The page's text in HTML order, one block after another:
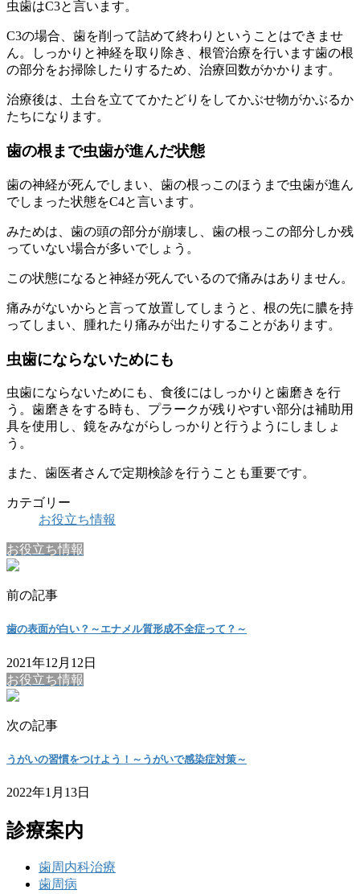
虫歯はC3と言います。
C3の場合、歯を削って詰めて終わりということはできませ
ん。しっかりと神経を取り除き、根管治療を行います歯の根
の部分をお掃除したりするため、治療回数がかかります。
治療後は、土台を立ててかたどりをしてかぶせ物がかぶるか
たちになります。
歯の根まで虫歯が進んだ状態
歯の神経が死んでしまい、歯の根っこのほうまで虫歯が進ん
でしまった状態をC4と言います。
みためは、歯の頭の部分が崩壊し、歯の根っこの部分しか残
っていない場合が多いでしょう。
この状態になると神経が死んでいるので痛みはありません。
痛みがないからと言って放置してしまうと、根の先に膿を持
ってしまい、腫れたり痛みが出たりすることがあります。
虫歯にならないためにも
虫歯にならないためにも、食後にはしっかりと歯磨きを行
う。歯磨きをする時も、プラークが残りやすい部分は補助用
具を使用し、鏡をみながらしっかりと行うようにしましょ
う。
また、歯医者さんで定期検診を行うことも重要です。
カテゴリー
お役立ち情報
お役立ち情報
前の記事
歯の表面が白い？～エナメル質形成不全症って？～
2021年12月12日
お役立ち情報
次の記事
うがいの習慣をつけよう！～うがいで感染症対策～
2022年1月13日
診療案内
歯周内科治療
歯周病